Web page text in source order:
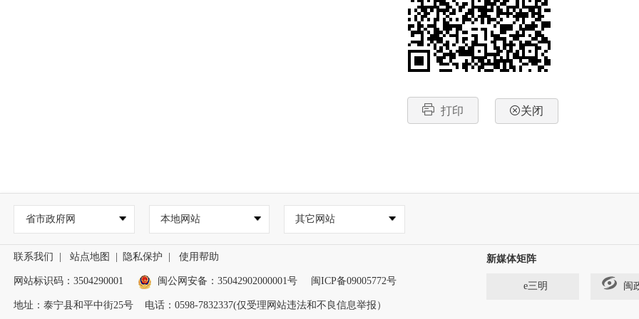
打印 关闭
省市政府网 本地网站 其它网站
联系我们 站点地图 隐私保护 使用帮助
网站标识码：3504290001 闽公网安备： 35042902000001号 闽ICP备09005772号
地址：泰宁县和平中街25号 电话：0598-7832337(仅受理网站违法和不良信息举报）
新媒体矩阵
e三明 闽